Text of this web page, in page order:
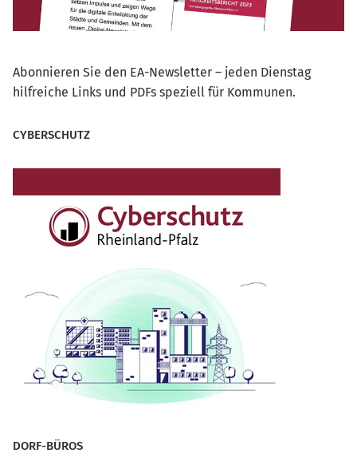
Abonnieren Sie den EA-Newsletter – jeden Dienstag
hilfreiche Links und PDFs speziell für Kommunen.
CYBERSCHUTZ
DORF-BÜROS